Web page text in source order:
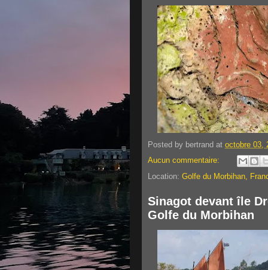
Posted by bertrand at octobre 03,
Aucun commentaire:
Location: Golfe du Morbihan,
Sinagot devant île
Golfe du Morbihan